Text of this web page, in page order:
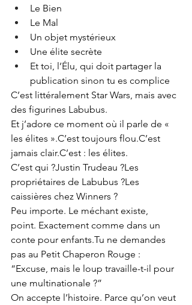
Le Bien
Le Mal
Un objet mystérieux
Une élite secrète
Et toi, l’Élu, qui doit partager la
publication sinon tu es complice
C’est littéralement Star Wars, mais avec
des figurines Labubus.
Et j’adore ce moment où il parle de «
les élites ».C’est toujours flou.C’est
jamais clair.C’est : les élites.
C’est qui ?Justin Trudeau ?Les
propriétaires de Labubus ?Les
caissières chez Winners ?
Peu importe. Le méchant existe,
point. Exactement comme dans un
conte pour enfants.Tu ne demandes
pas au Petit Chaperon Rouge :
“Excuse, mais le loup travaille-t-il pour
une multinationale ?”
On accepte l’histoire. Parce qu’on veut